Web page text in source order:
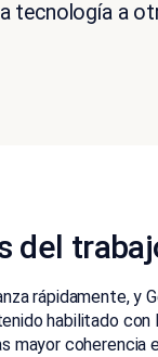
tecnología a
del
rápidamente, y
habilitado con
mayor